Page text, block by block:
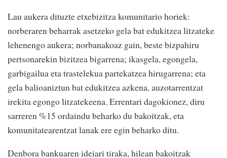
Lau aukera dituzte etxebizitza komunitario horiek:
norberaren beharrak asetzeko gela bat edukitzea litzateke
lehenengo aukera; norbanakoaz gain, beste bizpahiru
pertsonarekin bizitzea bigarrena; ikasgela, egongela,
garbigailua eta trastelekua partekatzea hirugarrena; eta
gela balioaniztun bat edukitzea azkena, auzotarrentzat
irekita egongo litzatekeena. Errentari dagokionez, diru
sarreren %15 ordaindu beharko du bakoitzak, eta
komunitatearentzat lanak ere egin beharko ditu.
Denbora bankuaren ideiari tiraka, hilean bakoitzak